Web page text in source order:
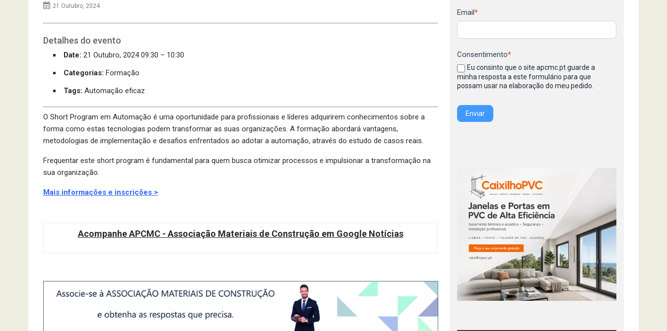
21 Outubro, 2024
Detalhes do evento
Date: 21 Outubro, 2024 09:30 – 10:30
Categorias: Formação
Tags: Automação eficaz
O Short Program em Automação é uma oportunidade para profissionais e líderes adquirirem conhecimentos sobre a
forma como estas tecnologias podem transformar as suas organizações. A formação abordará vantagens,
metodologias de implementação e desafios enfrentados ao adotar a automação, através do estudo de casos reais.
Frequentar este short program é fundamental para quem busca otimizar processos e impulsionar a transformação na
sua organização.
Mais informações e inscrições >
Acompanhe APCMC - Associação Materiais de Construção em Google Notícias
Newsletter
Email *
Consentimento*
Eu consinto que o site apcmc.pt guarde a
minha resposta a este formulário para que
possam usar na elaboração do meu pedido.
Enviar